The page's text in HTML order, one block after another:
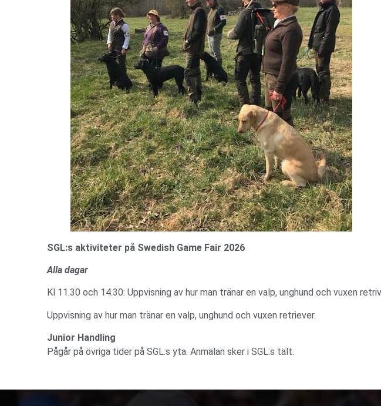
SGL:s aktiviteter på Swedish Game Fair 2026
Alla dagar
Kl 11.30 och 14.30: Uppvisning av hur man tränar en valp, unghund och vuxen
Uppvisning av hur man tränar en valp, unghund och vuxen retriever.
Junior Handling
Pågår på övriga tider på SGL:s yta. Anmälan sker i SGL:s tält.